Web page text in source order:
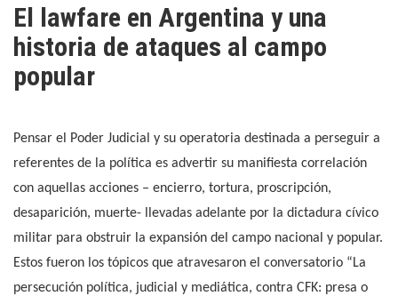
El lawfare en Argentina y una
historia de ataques al campo
popular
Pensar el Poder Judicial y su operatoria destinada a perseguir a
referentes de la política es advertir su manifiesta correlación
con aquellas acciones – encierro, tortura, proscripción,
desaparición, muerte- llevadas adelante por la dictadura cívico
militar para obstruir la expansión del campo nacional y popular.
Estos fueron los tópicos que atravesaron el conversatorio “La
persecución política, judicial y mediática, contra CFK: presa o